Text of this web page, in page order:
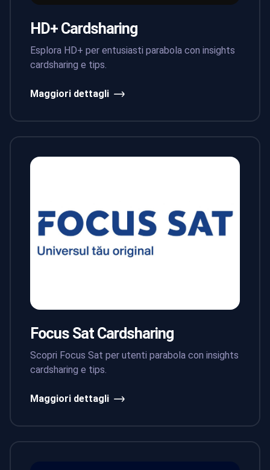
HD+ Cardsharing
Esplora HD+ per entusiasti parabola con insights
cardsharing e tips.
Maggiori dettagli
Focus Sat Cardsharing
Scopri Focus Sat per utenti parabola con insights
cardsharing e tips.
Maggiori dettagli